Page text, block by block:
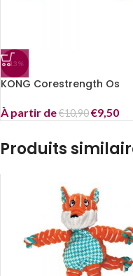
-13%
KONG Corestrength Os
À partir de€10,90€9,50
Produits